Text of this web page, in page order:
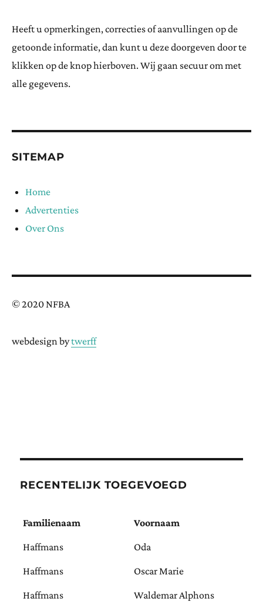
Heeft u opmerkingen, correcties of aanvullingen op de
getoonde informatie, dan kunt u deze doorgeven door te
klikken op de knop hierboven. Wij gaan secuur om met
alle gegevens.
SITEMAP
Home
Advertenties
Over Ons
© 2020 NFBA
webdesign bytwerff
RECENTELIJK TOEGEVOEGD
Familienaam Voornaam
Haffmans Oda
Haffmans Oscar Marie
Haffmans Waldemar Alphons